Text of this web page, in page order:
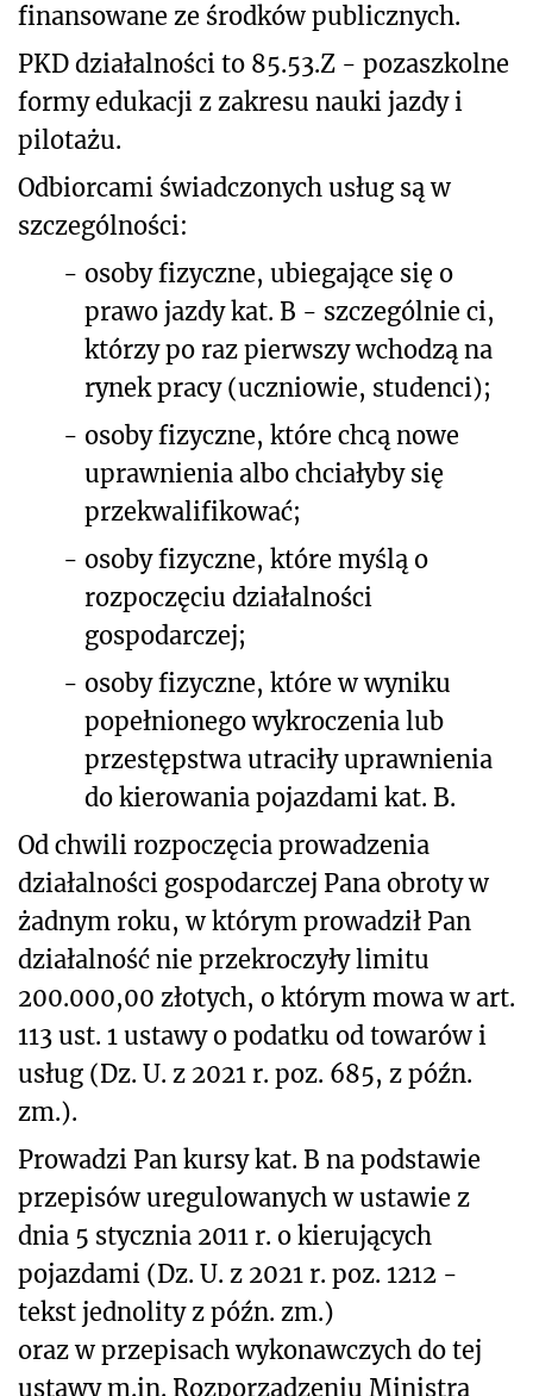
finansowane ze środków publicznych.
PKD działalności to 85.53.Z - pozaszkolne
formy edukacji z zakresu nauki jazdy i
pilotażu.
Odbiorcami świadczonych usług są w
szczególności:
- osoby fizyczne, ubiegające się o
prawo jazdy kat. B - szczególnie ci,
którzy po raz pierwszy wchodzą na
rynek pracy (uczniowie, studenci);
- osoby fizyczne, które chcą nowe
uprawnienia albo chciałyby się
przekwalifikować;
- osoby fizyczne, które myślą o
rozpoczęciu działalności
gospodarczej;
- osoby fizyczne, które w wyniku
popełnionego wykroczenia lub
przestępstwa utraciły uprawnienia
do kierowania pojazdami kat. B.
Od chwili rozpoczęcia prowadzenia
działalności gospodarczej Pana obroty w
żadnym roku, w którym prowadził Pan
działalność nie przekroczyły limitu
200.000,00 złotych, o którym mowa w art.
113 ust. 1 ustawy o podatku od towarów i
usług (Dz. U. z 2021 r. poz. 685, z późn.
zm.).
Prowadzi Pan kursy kat. B na podstawie
przepisów uregulowanych w ustawie z
dnia 5 stycznia 2011 r. o kierujących
pojazdami (Dz. U. z 2021 r. poz. 1212 -
tekst jednolity z późn. zm.)
oraz w przepisach wykonawczych do tej
ustawy m.in. Rozporządzeniu Ministra